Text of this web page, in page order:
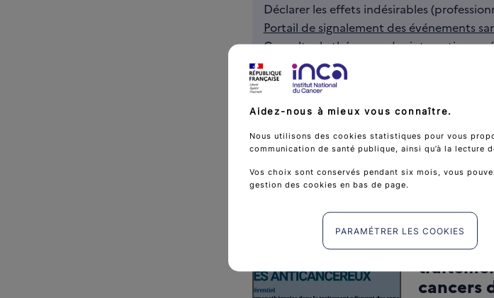
Déclarer les effets indésirables
Portail de signalement des événements
Consulter le thésaurus des interactions
l’ANSM
.
Voir aussi
cancers
Aidez-nous à mieux vous connaître.
Nous utilisons des cookies statistiques pour vous
communication de santé publique, ainsi qu’à la lecture
Vos choix sont conservés pendant six mois, vous
gestion des cookies en bas de page.
PARAMÉTRER LES COOKIES